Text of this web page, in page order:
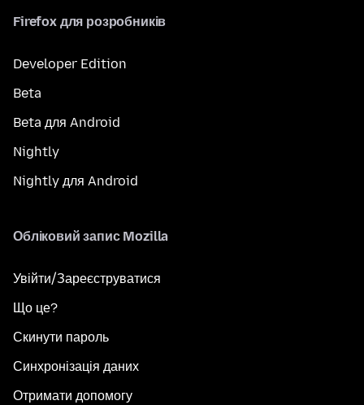
Firefox для розробників
Developer Edition
Beta
Beta для Android
Nightly
Nightly для Android
Обліковий запис Mozilla
Увійти/Зареєструватися
Що це?
Скинути пароль
Синхронізація даних
Отримати допомогу